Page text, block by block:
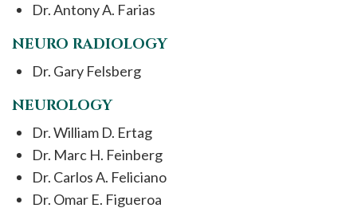
Dr. Antony A. Farias
NEURO RADIOLOGY
Dr. Gary Felsberg
NEUROLOGY
Dr. William D. Ertag
Dr. Marc H. Feinberg
Dr. Carlos A. Feliciano
Dr. Omar E. Figueroa